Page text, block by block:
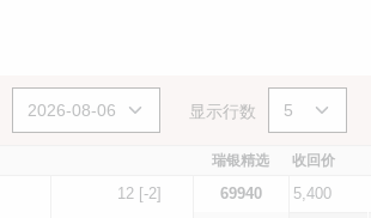
显示行数
瑞银精选 收回价
12 [-2] 69940 5,400